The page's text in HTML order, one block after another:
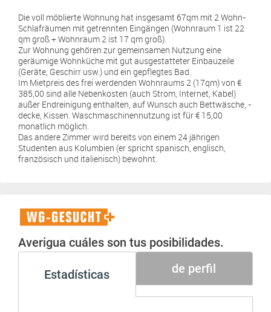
Die voll möblierte Wohnung hat insgesamt 67qm mit 2 Wohn-
Schlafräumen mit getrennten Eingängen (Wohnraum 1 ist 22
qm groß + Wohnraum 2 ist 17 qm groß).
Zur Wohnung gehören zur gemeinsamen Nutzung eine
geräumige Wohnküche mit gut ausgestatteter Einbauzeile
(Geräte, Geschirr usw.) und ein gepflegtes Bad.
Im Mietpreis des frei werdenden Wohnraums 2 (17qm) von €
385,00 sind alle Nebenkosten (auch Strom, Internet, Kabel)
außer Endreinigung enthalten, auf Wunsch auch Bettwäsche, -
decke, Kissen. Waschmaschinennutzung ist für € 15,00
monatlich möglich.
Das andere Zimmer wird bereits von einem 24 jährigen
Studenten aus Kolumbien (er spricht spanisch, englisch,
französisch und italienisch) bewohnt.
WG-
Gesucht+
Averigua cuáles son tus posibilidades.
Estadísticas de perfil